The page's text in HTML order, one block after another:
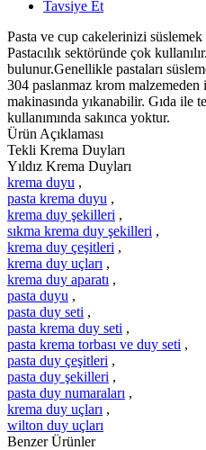
Tavsiye Et
Pasta ve cup cakelerinizi
Pastacılık sektöründe çok
bulunur.Genellikle pastaları
304 paslanmaz krom
makinasında yıkanabilir. Gıda ile
kullanımında sakınca yoktur.
Ürün Açıklaması
Tekli Krema Duyları
Yıldız Krema Duyları
krema duyu ,
pasta krema duyu ,
krema duy şekilleri ,
sıkma krema duy şekilleri ,
krema duy çeşitleri ,
krema duy uçları ,
krema duy aparatı ,
pasta duyu ,
pasta duy seti ,
pasta krema duy seti ,
pasta krema torbası ve duy seti ,
pasta duy çeşitleri ,
pasta duy şekilleri ,
pasta duy numaraları ,
krema duy uçları ,
wilton duy uçları
Benzer Ürünler